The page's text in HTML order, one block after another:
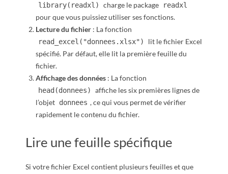
library(readxl) charge le package readxl
pour que vous puissiez utiliser ses fonctions.
Lecture du fichier : La fonction
read_excel("donnees.xlsx")
lit le fichier Excel
spécifié. Par défaut, elle lit la première feuille du
fichier.
Affichage des données : La fonction
head(donnees)
affiche les six premières lignes de
l’objet donnees , ce qui vous permet de vérifier
rapidement le contenu du fichier.
Lire une feuille spécifique
Si votre fichier Excel contient plusieurs feuilles et que